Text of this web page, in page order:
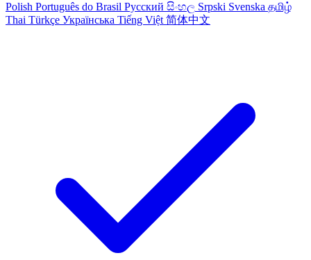
Polish Português do Brasil Русский සිංහල Srpski Svenska தமிழ்
Thai Türkçe Українська Tiếng Việt 简体中文